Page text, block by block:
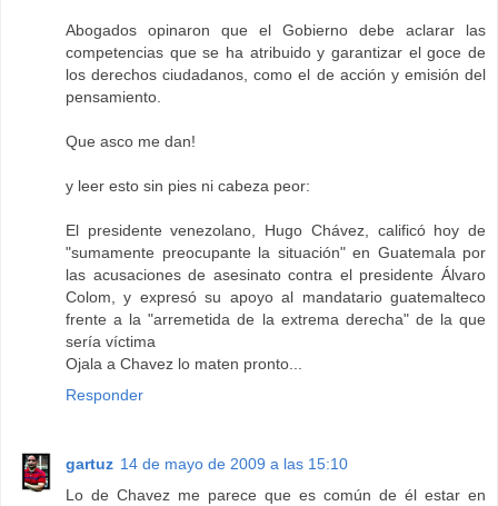
Abogados opinaron que el Gobierno debe aclarar las
competencias que se ha atribuido y garantizar el goce de
los derechos ciudadanos, como el de acción y emisión del
pensamiento.
Que asco me dan!
y leer esto sin pies ni cabeza peor:
El presidente venezolano, Hugo Chávez, calificó hoy de
"sumamente preocupante la situación" en Guatemala por
las acusaciones de asesinato contra el presidente Álvaro
Colom, y expresó su apoyo al mandatario guatemalteco
frente a la "arremetida de la extrema derecha" de la que
sería víctima
Ojala a Chavez lo maten pronto...
Responder
gartuz 14 de mayo de 2009 a las 15:10
Lo de Chavez me parece que es común de él estar en